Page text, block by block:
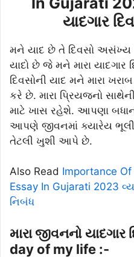
યાદગાર
મને યાદ છે તે દિવસો અસંખ્ય
યાદો છે જે મને મારા
દિવસોની યાદ મને મારા
કરે છે. મારા પ્રિયજનો
માટે ખાસ રહેશે. આપણા
આપણે જીવનમાં ક્યારેય
તેટલી ખુશી આપે છે.
Also Read Importance
Essay In Gujarati 2023
નિબંધ
મારા જીવનનો
day of my life :-